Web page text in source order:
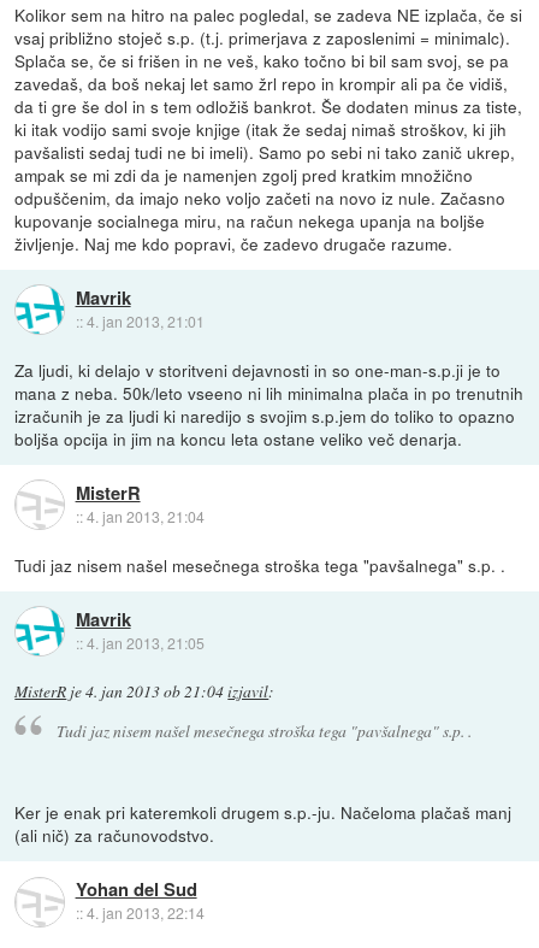
Kolikor sem na hitro na palec pogledal, se zadeva NE izplača, če si
vsaj približno stoječ s.p. (t.j. primerjava z zaposlenimi = minimalc).
Splača se, če si frišen in ne veš, kako točno bi bil sam svoj, se pa
zavedaš, da boš nekaj let samo žrl repo in krompir ali pa če vidiš,
da ti gre še dol in s tem odložiš bankrot. Še dodaten minus za tiste,
ki itak vodijo sami svoje knjige (itak že sedaj nimaš stroškov, ki jih
pavšalisti sedaj tudi ne bi imeli). Samo po sebi ni tako zanič ukrep,
ampak se mi zdi da je namenjen zgolj pred kratkim množično
odpuščenim, da imajo neko voljo začeti na novo iz nule. Začasno
kupovanje socialnega miru, na račun nekega upanja na boljše
življenje. Naj me kdo popravi, če zadevo drugače razume.
Mavrik
::4. jan 2013, 21:01
Za ljudi, ki delajo v storitveni dejavnosti in so one-man-s.p.ji je to
mana z neba. 50k/leto vseeno ni lih minimalna plača in po trenutnih
izračunih je za ljudi ki naredijo s svojim s.p.jem do toliko to opazno
boljša opcija in jim na koncu leta ostane veliko več denarja.
MisterR
::4. jan 2013, 21:04
Tudi jaz nisem našel mesečnega stroška tega "pavšalnega" s.p. .
Mavrik
::4. jan 2013, 21:05
MisterR je4. jan 2013 ob 21:04izjavil:
Tudi jaz nisem našel mesečnega stroška tega "pavšalnega" s.p. .
Ker je enak pri kateremkoli drugem s.p.-ju. Načeloma plačaš manj
(ali nič) za računovodstvo.
Yohan del Sud
::4. jan 2013, 22:14